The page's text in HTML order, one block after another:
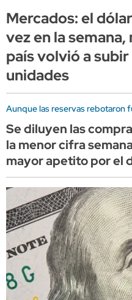
Mercados: el
vez en la
país volvió a
unidades
Aunque las reservas rebotaron
Se diluyen las
la menor cifra
mayor apetito por el